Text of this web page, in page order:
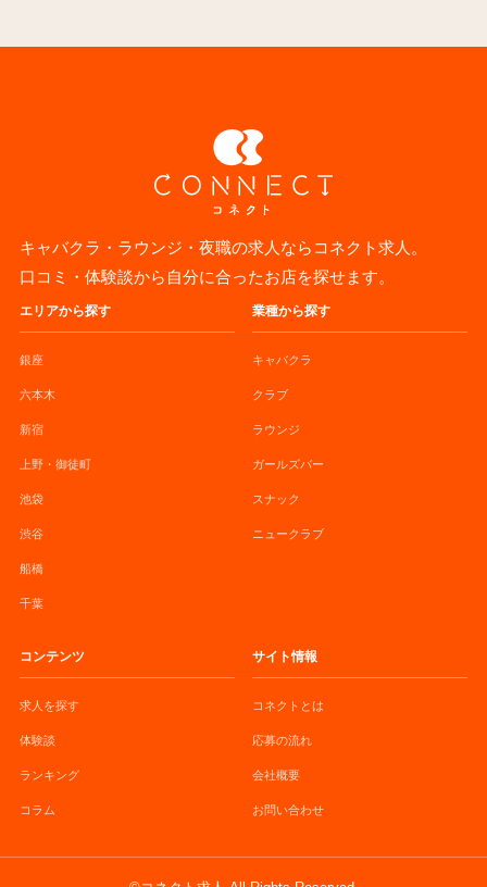
キャバクラ・ラウンジ・夜職の求人ならコネクト求人。
口コミ・体験談から自分に合ったお店を探せます。
エリアから探す
銀座
六本木
新宿
上野・御徒町
池袋
渋谷
船橋
千葉
業種から探す
キャバクラ
クラブ
ラウンジ
ガールズバー
スナック
ニュークラブ
コンテンツ
求人を探す
体験談
ランキング
コラム
サイト情報
コネクトとは
応募の流れ
会社概要
お問い合わせ